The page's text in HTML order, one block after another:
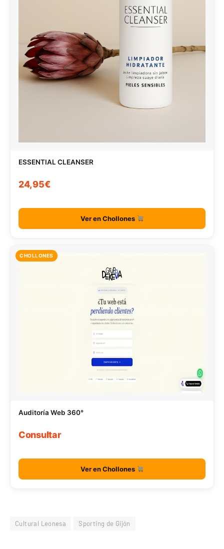
ESSENTIAL CLEANSER
24,95€
Ver en Chollones
CHOLLONES
Auditoría Web 360°
Consultar
Ver en Chollones
Cultural Leonesa Sporting de Gijón